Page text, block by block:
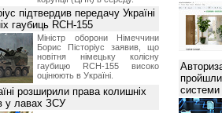
підтвердив передачу Україні
гаубиць RCH-155
Міністр оборони Німеччини
Борис Пісторіус заявив, що
новітня німецьку колісну
гаубицю RCH-155 високо
оцінюють в Україні.
розширили права колишніх
у лавах ЗСУ
системи